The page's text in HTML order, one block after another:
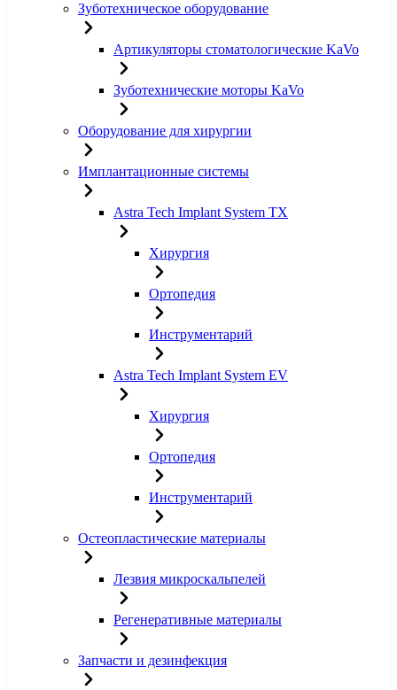
Зуботехническое оборудование
Артикуляторы стоматологические KaVo
Зуботехнические моторы KaVo
Оборудование для хирургии
Имплантационные системы
Astra Tech Implant System TX
Хирургия
Ортопедия
Инструментарий
Astra Tech Implant System EV
Хирургия
Ортопедия
Инструментарий
Остеопластические материалы
Лезвия микроскальпелей
Регенеративные материалы
Запчасти и дезинфекция